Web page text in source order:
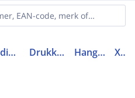
Bedieningen en signaleringen Drukknopkasten leeg / compleet Hangdrukknopkast compleet XACA2073